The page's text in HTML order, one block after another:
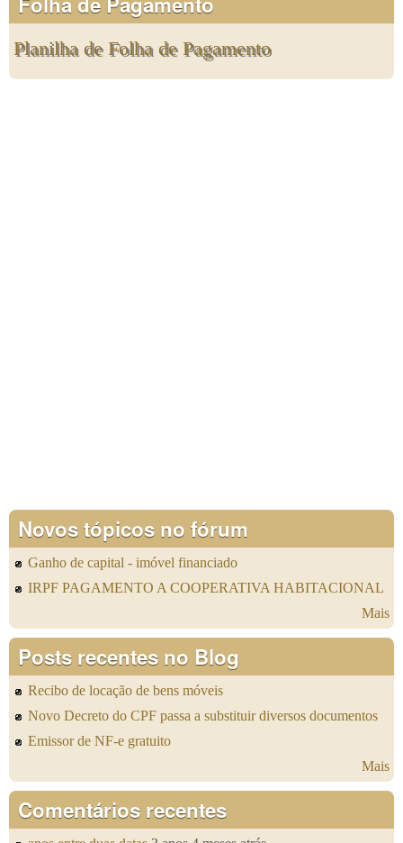
Planilha de Folha de Pagamento
Novos tópicos no fórum
Ganho de capital - imóvel financiado
IRPF PAGAMENTO A COOPERATIVA HABITACIONAL
Mais
Posts recentes no Blog
Recibo de locação de bens móveis
Novo Decreto do CPF passa a substituir diversos documentos
Emissor de NF-e gratuito
Mais
Comentários recentes